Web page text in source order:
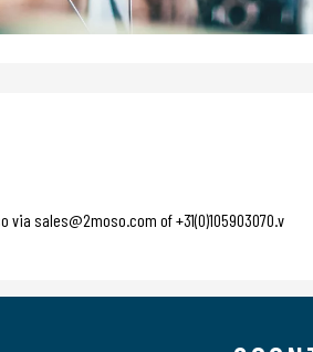
sales@2moso.com of +31(0)105903070.v